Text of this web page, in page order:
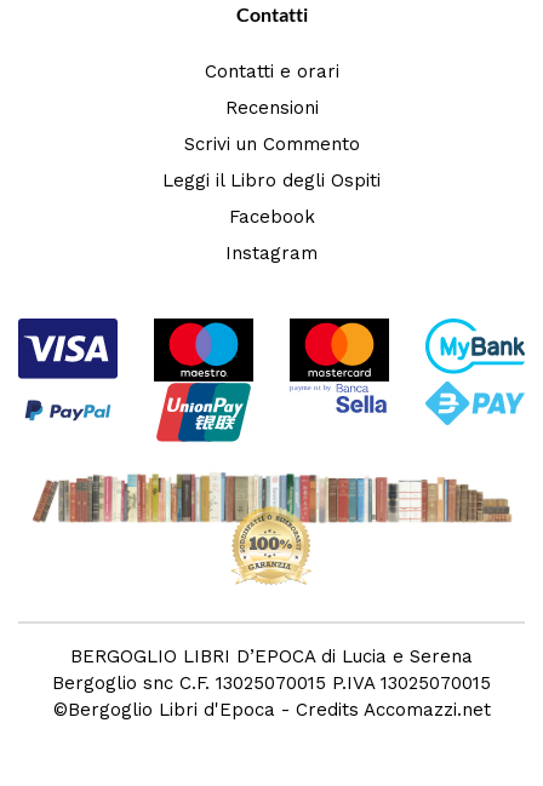
Contatti
Contatti e orari
Recensioni
Scrivi un Commento
Leggi il Libro degli Ospiti
Facebook
Instagram
BERGOGLIO LIBRI D’EPOCA di Lucia e Serena
Bergoglio snc C.F. 13025070015 P.IVA 13025070015
©Bergoglio Libri d'Epoca - Credits Accomazzi.net